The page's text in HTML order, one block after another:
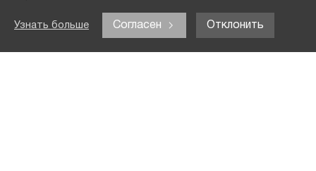
Узнать больше Согласен Отклонить
Выходные данные